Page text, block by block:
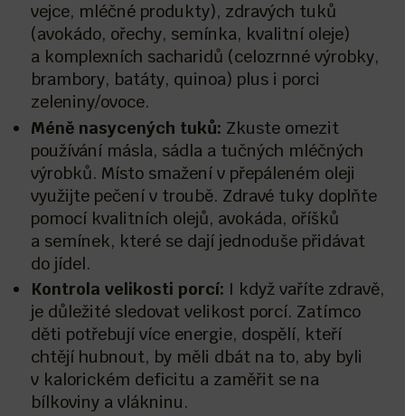
vejce, mléčné produkty), zdravých tuků
(avokádo, ořechy, semínka, kvalitní oleje)
a komplexních sacharidů (celozrnné výrobky,
brambory, batáty, quinoa) plus i porci
zeleniny/ovoce.
Méně nasycených tuků: Zkuste omezit
používání másla, sádla a tučných mléčných
výrobků. Místo smažení v přepáleném oleji
využijte pečení v troubě. Zdravé tuky doplňte
pomocí kvalitních olejů, avokáda, oříšků
a semínek, které se dají jednoduše přidávat
do jídel.
Kontrola velikosti porcí: I když vaříte zdravě,
je důležité sledovat velikost porcí. Zatímco
děti potřebují více energie, dospělí, kteří
chtějí hubnout, by měli dbát na to, aby byli
v kalorickém deficitu a zaměřit se na
bílkoviny a vlákninu.